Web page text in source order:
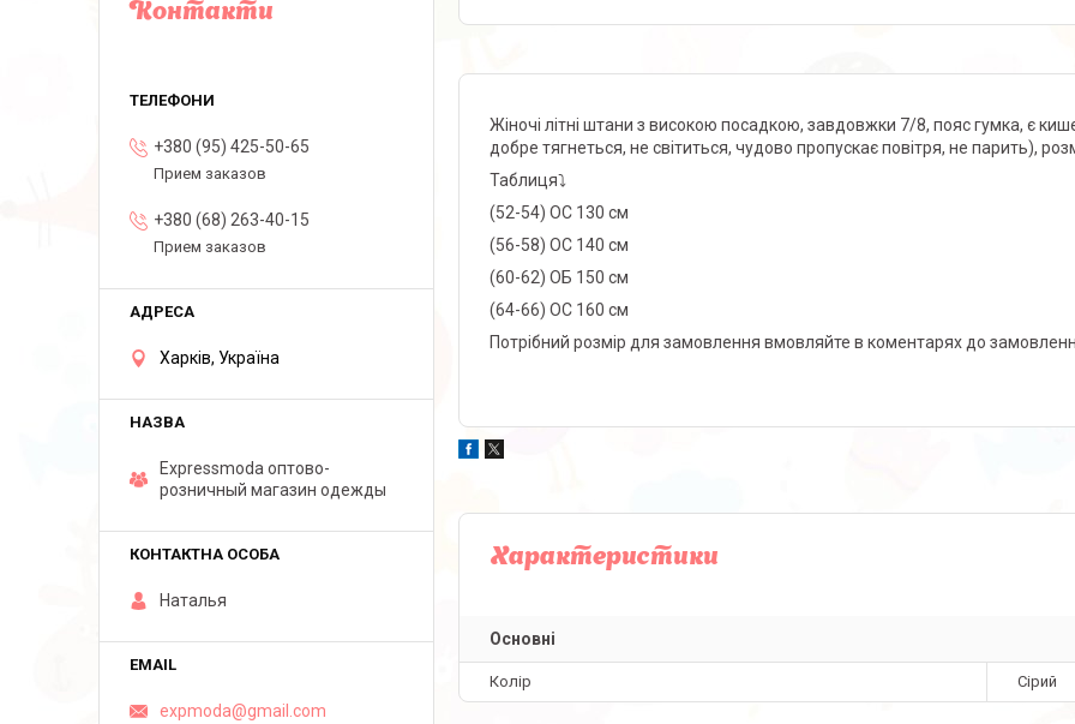
Жіночі літні штани з високою посадкою, завдовжки 7/8, пояс гумка, є
добре тягнеться, не світиться, чудово пропускає повітря, не парить),
Таблиця⤵️
(52-54) ОС 130 см
(56-58) ОС 140 см
(60-62) ОБ 150 см
(64-66) ОС 160 см
Потрібний розмір для замовлення вмовляйте в коментарях до
Характеристики
Основні
Колір Сірий
Контакти
+380 (95) 425-50-65
Прием заказов
+380 (68) 263-40-15
Прием заказов
Харків, Україна
Expressmoda оптово-
розничный магазин одежды
Наталья
expmoda@gmail.com